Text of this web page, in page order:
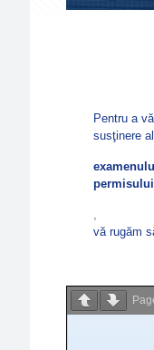
Pentru a
susţinere al
,
vă rugăm